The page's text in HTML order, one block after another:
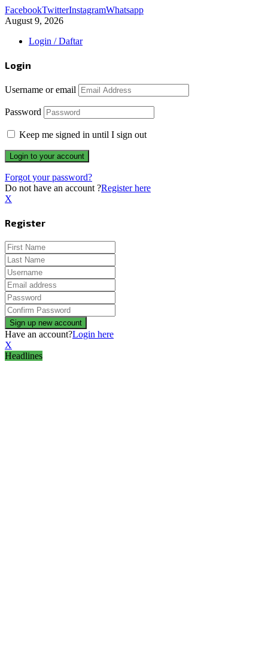
FacebookTwitterInstagramWhatsapp
August 9, 2026
Login / Daftar
Login
Username or email
Password
Keep me signed in until I sign out
Forgot your password?
Do not have an account ?Register here
X
Register
Have an account?Login here
X
Headlines